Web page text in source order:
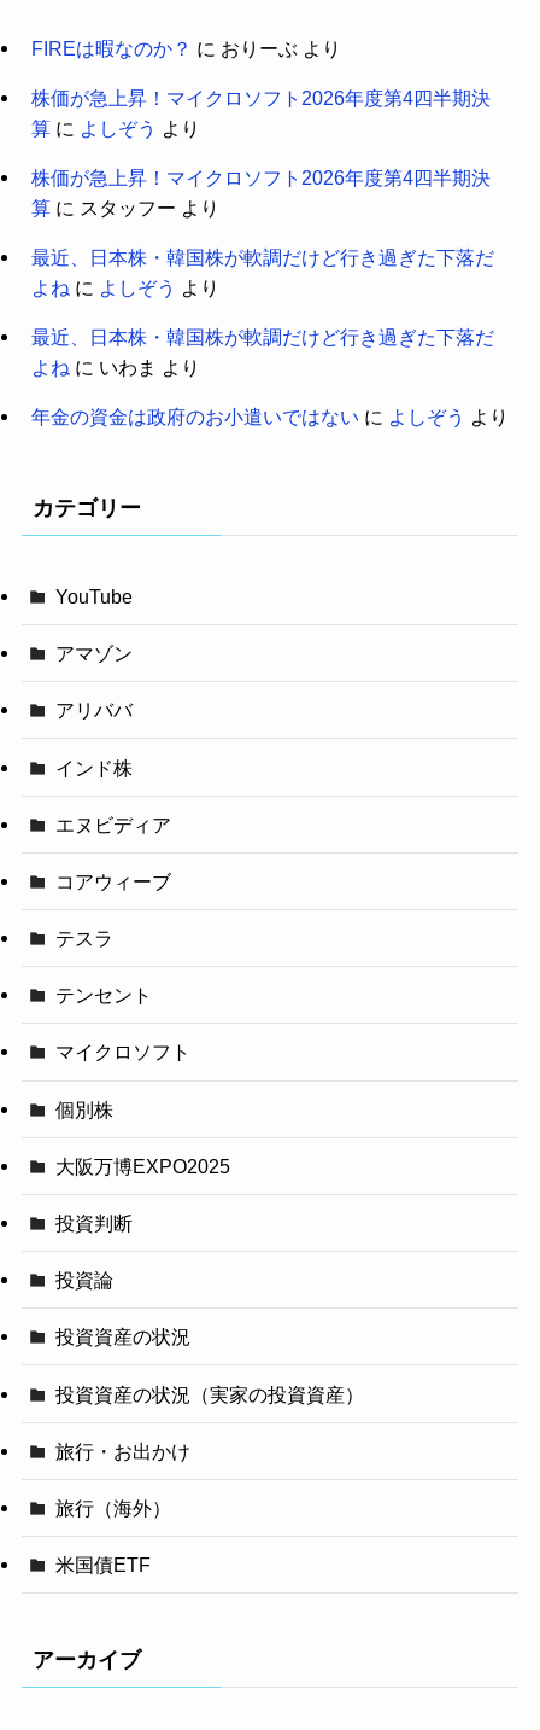
FIREは暇なのか？ に おりーぶ より
株価が急上昇！マイクロソフト2026年度第4四半期決
算に よしぞう より
株価が急上昇！マイクロソフト2026年度第4四半期決
算に スタッフー より
最近、日本株・韓国株が軟調だけど行き過ぎた下落だ
よね に よしぞう より
最近、日本株・韓国株が軟調だけど行き過ぎた下落だ
よね に いわま より
年金の資金は政府のお小遣いではない に よしぞう より
カテゴリー
YouTube
アマゾン
アリババ
インド株
エヌビディア
コアウィーブ
テスラ
テンセント
マイクロソフト
個別株
大阪万博EXPO2025
投資判断
投資論
投資資産の状況
投資資産の状況（実家の投資資産）
旅行・お出かけ
旅行（海外）
米国債ETF
アーカイブ